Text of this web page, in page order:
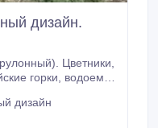
дизайн.
дизайн